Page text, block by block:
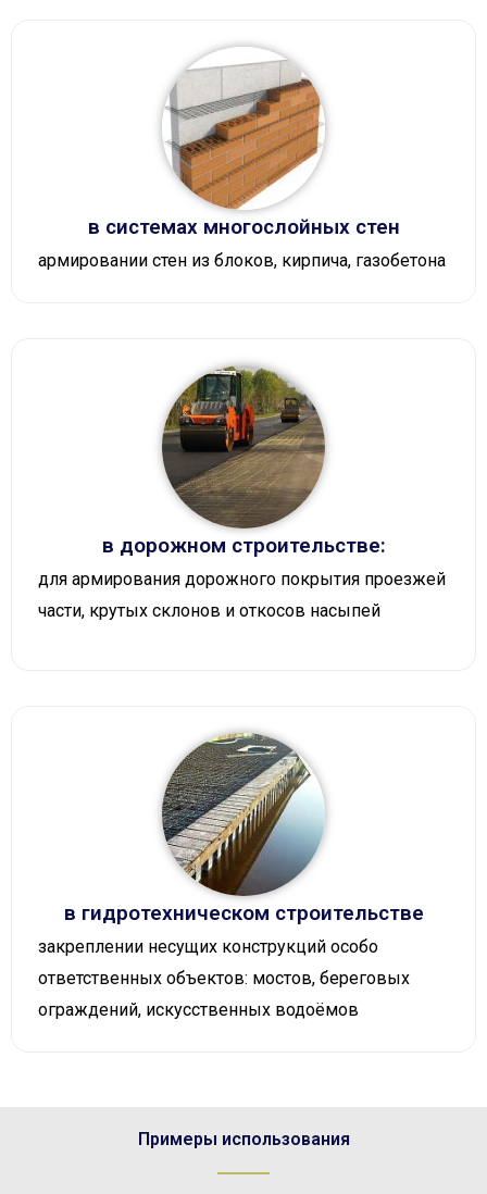
в системах многослойных стен
армировании стен из блоков, кирпича, газобетона
в дорожном строительстве:
для армирования дорожного покрытия проезжей
части, крутых склонов и откосов насыпей
в гидротехническом строительстве
закреплении несущих конструкций особо
ответственных объектов: мостов, береговых
ограждений, искусственных водоёмов
Примеры использования